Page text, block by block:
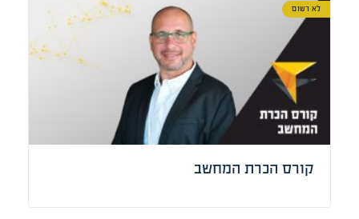
לא רשום
קורס הכרת המחשב